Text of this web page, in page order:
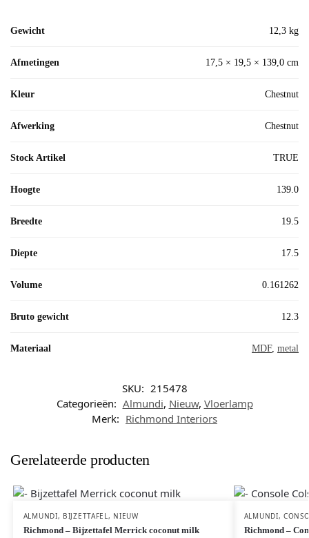
Gewicht 12,3 kg
Afmetingen 17,5 × 19,5 × 139,0 cm
Kleur Chestnut
Afwerking Chestnut
Stock Artikel TRUE
Hoogte 139.0
Breedte 19.5
Diepte 17.5
Volume 0.161262
Bruto gewicht 12.3
Materiaal MDF, metal
SKU: 215478
Categorieën: Almundi, Nieuw, Vloerlamp
Merk: Richmond Interiors
Gerelateerde producten
ALMUNDI, BIJZETTAFEL , NIEUW
Richmond – Bijzettafel Merrick coconut milk
ALMUNDI,
Richmond –